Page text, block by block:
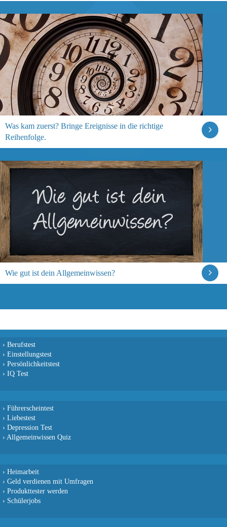
Was kam zuerst? Bringe Ereignisse in die richtige
Reihenfolge.
Wie gut ist dein Allgemeinwissen?
› Berufstest
› Einstellungstest
› Persönlichkeitstest
› IQ Test
› Führerscheintest
› Liebestest
› Depression Test
› Allgemeinwissen Quiz
› Heimarbeit
› Geld verdienen mit Umfragen
› Produkttester werden
› Schülerjobs